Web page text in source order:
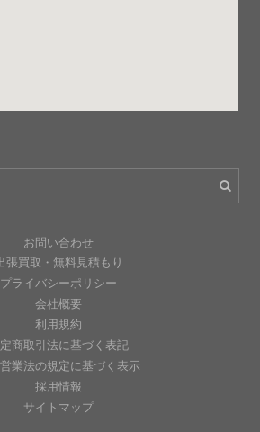
お問い合わせ
張買取・無料見積もり
プライバシーポリシー
会社概要
利用規約
商取引法に基づく表記
業法の規定に基づく表示
採用情報
サイトマップ